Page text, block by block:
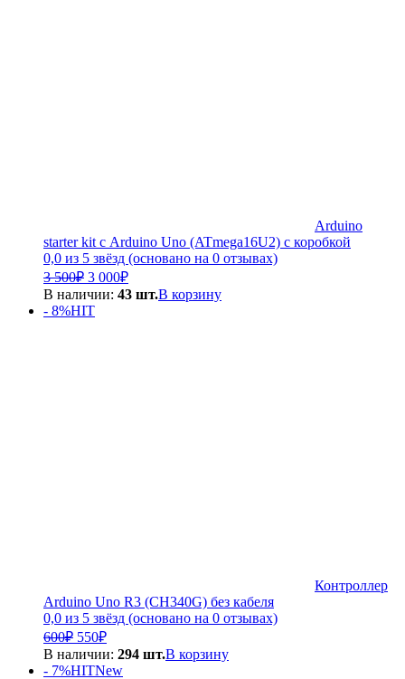
Arduino
starter kit с Arduino Uno (ATmega16U2) с коробкой
0,0 из 5 звёзд (основано на 0 отзывах)
3 500₽ Первоначальная
цена
составляла
3
3 000₽Текущая
цена:
В наличии: 43 шт.В корзину
- 8%HIT
Контроллер
Arduino Uno R3 (CH340G) без кабеля
0,0 из 5 звёзд (основано на 0 отзывах)
600₽ Первоначальная
цена
составляла
550₽Текущая
цена:
550₽.
В наличии: 294 шт.В корзину
- 7%HITNew